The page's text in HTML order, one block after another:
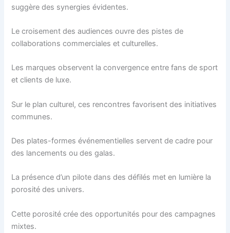
suggère des synergies évidentes.
Le croisement des audiences ouvre des pistes de
collaborations commerciales et culturelles.
Les marques observent la convergence entre fans de sport
et clients de luxe.
Sur le plan culturel, ces rencontres favorisent des initiatives
communes.
Des plates-formes événementielles servent de cadre pour
des lancements ou des galas.
La présence d’un pilote dans des défilés met en lumière la
porosité des univers.
Cette porosité crée des opportunités pour des campagnes
mixtes.